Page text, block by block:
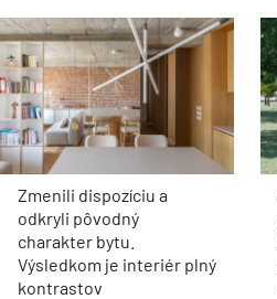
Zmenili dispozíciu a
odkryli pôvodný
charakter bytu.
Výsledkom je interiér plný
kontrastov